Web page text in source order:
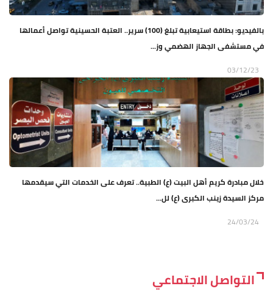
بالفيديو: بطاقة استيعابية تبلغ (100) سرير.. العتبة الحسينية تواصل أعمالها
في مستشفى الجهاز الهضمي وز...
03/12/23
خلال مبادرة كريم أهل البيت (ع) الطبية.. تعرف على الخدمات التي سيقدمها
مركز السيدة زينب الكبرى (ع) لل...
24/03/24
التواصل الاجتماعي